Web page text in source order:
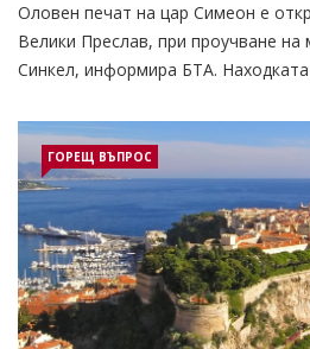
Оловен печат на цар Симеон е
Велики Преслав, при проучване на
Синкел, информира БТА. Находката
ГОРЕЩ ВЪПРОС